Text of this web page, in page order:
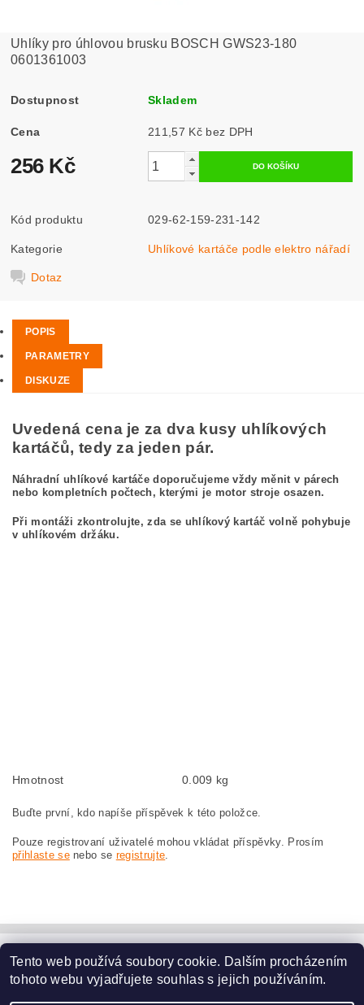
Uhlíky pro úhlovou brusku BOSCH GWS23-180
0601361003
Dostupnost Skladem
Cena 211,57 Kč bez DPH
256 Kč
Kód produktu 029-62-159-231-142
Kategorie Uhlíkové kartáče podle elektro nářadí
Dotaz
POPIS
PARAMETRY
DISKUZE
Uvedená cena je za dva kusy uhlíkových
kartáčů, tedy za jeden pár.
Náhradní uhlíkové kartáče doporučujeme vždy měnit v párech
nebo kompletních počtech, kterými je motor stroje osazen.
Při montáži zkontrolujte, zda se uhlíkový kartáč volně pohybuje
v uhlíkovém držáku.
Hmotnost 0.009 kg
Buďte první, kdo napíše příspěvek k této položce.
Pouze registrovaní uživatelé mohou vkládat příspěvky. Prosím
přihlaste senebo se registrujte.
www.dodilny.cz
Tento web používá soubory cookie. Dalším procházením
tohoto webu vyjadřujete souhlas s jejich používáním.